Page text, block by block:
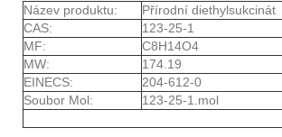
Název produktu:
Přírodní diethylsukcinát
CAS:
123-25-1
MF:
C8H14O4
MW:
174.19
EINECS:
204-612-0
Soubor Mol:
123-25-1.mol